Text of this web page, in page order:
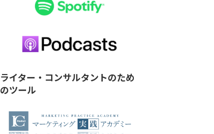
ライター・コンサルタントのため
のツール